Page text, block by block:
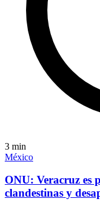
3 min
México
ONU: Veracruz es
clandestinas y